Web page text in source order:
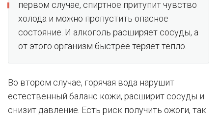
первом случае, спиртное притупит чувство
холода и можно пропустить опасное
состояние. И алкоголь расширяет сосуды, а
от этого организм быстрее теряет тепло.
Во втором случае, горячая вода нарушит
естественный баланс кожи, расширит сосуды и
снизит давление. Есть риск получить ожоги, так